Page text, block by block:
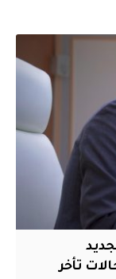
(7) أيام لتجديد
تأخر